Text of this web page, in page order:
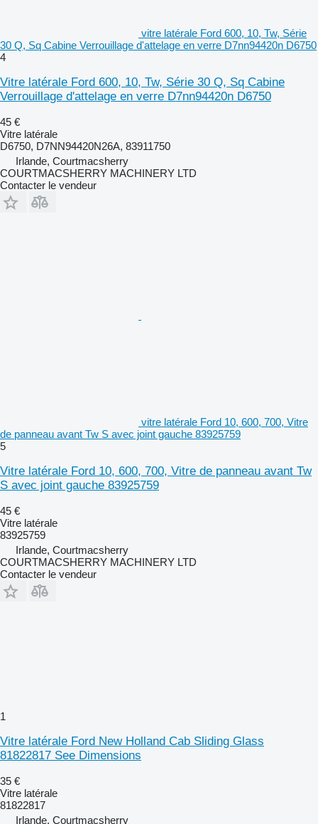
vitre latérale Ford 600, 10, Tw, Série
30 Q, Sq Cabine Verrouillage d'attelage en verre D7nn94420n D6750
4
Vitre latérale Ford 600, 10, Tw, Série 30 Q, Sq Cabine
Verrouillage d'attelage en verre D7nn94420n D6750
45 €
Vitre latérale
D6750, D7NN94420N26A, 83911750
Irlande, Courtmacsherry
COURTMACSHERRY MACHINERY LTD
Contacter le vendeur
vitre latérale Ford 10, 600, 700, Vitre
de panneau avant Tw S avec joint gauche 83925759
5
Vitre latérale Ford 10, 600, 700, Vitre de panneau avant Tw
S avec joint gauche 83925759
45 €
Vitre latérale
83925759
Irlande, Courtmacsherry
COURTMACSHERRY MACHINERY LTD
Contacter le vendeur
1
Vitre latérale Ford New Holland Cab Sliding Glass
81822817 See Dimensions
35 €
Vitre latérale
81822817
Irlande, Courtmacsherry